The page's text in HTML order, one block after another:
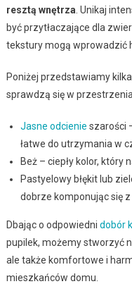
resztą wnętrza . Unikaj
być przytłaczające dla
tekstury mogą wprowadzić
Poniżej przedstawiamy
sprawdzą się w
Jasne odcienie szarości
łatwe do utrzymania w
Beż – ciepły kolor, który
Pastyelowy błękit lub
dobrze komponując się z
Dbając o odpowiedni dobór
pupilek, możemy stworzyć
ale także komfortowe i
mieszkańców domu.